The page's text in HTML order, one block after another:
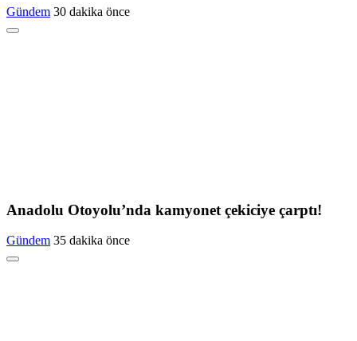
Gündem 30 dakika önce
Anadolu Otoyolu’nda kamyonet çekiciye çarptı!
Gündem 35 dakika önce